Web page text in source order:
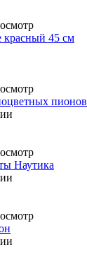
45 см
пионов
Наутика